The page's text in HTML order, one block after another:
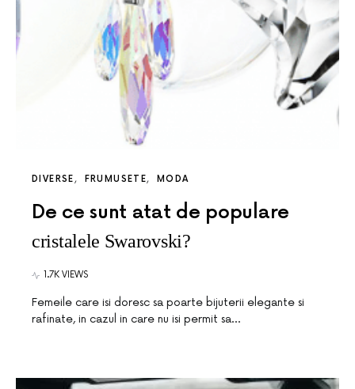
DIVERSE FRUMUSETE MODA
De ce sunt atat de populare
cristalele Swarovski?
1.7K VIEWS
Femeile care isi doresc sa poarte bijuterii elegante si
rafinate, in cazul in care nu isi permit sa…